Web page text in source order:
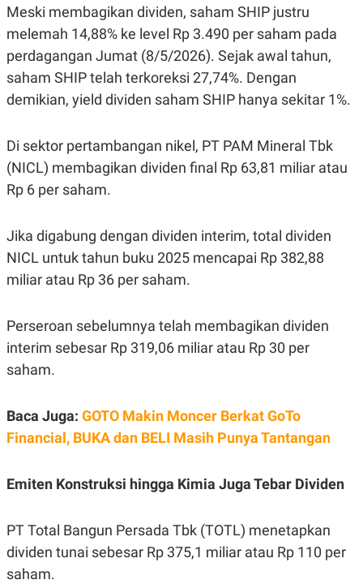
Meski membagikan dividen, saham SHIP justru
melemah 14,88% ke level Rp 3.490 per saham pada
perdagangan Jumat (8/5/2026). Sejak awal tahun,
saham SHIP telah terkoreksi 27,74%. Dengan
demikian, yield dividen saham SHIP hanya sekitar 1%.
Di sektor pertambangan nikel, PT PAM Mineral Tbk
(NICL) membagikan dividen final Rp 63,81 miliar atau
Rp 6 per saham.
Jika digabung dengan dividen interim, total dividen
NICL untuk tahun buku 2025 mencapai Rp 382,88
miliar atau Rp 36 per saham.
Perseroan sebelumnya telah membagikan dividen
interim sebesar Rp 319,06 miliar atau Rp 30 per
saham.
Baca Juga: GOTO Makin Moncer Berkat GoTo
Financial, BUKA dan BELI Masih Punya Tantangan
Emiten Konstruksi hingga Kimia Juga Tebar Dividen
PT Total Bangun Persada Tbk (TOTL) menetapkan
dividen tunai sebesar Rp 375,1 miliar atau Rp 110 per
saham.